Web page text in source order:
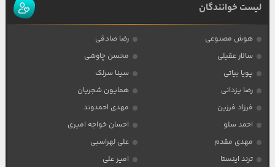
لیست خوانندگان
هوش مصنوعی
رضا صادقی
سالار عقیلی
محسن چاوشی
پویا بیاتی
سینا سرلک
رضا یزدانی
همایون شجریان
فرزاد فرزین
مهدی احمدوند
احمد سلو
احسان خواجه امیری
مهدی مقدم
علی لهراسبی
ترند اینستا
امیر علی